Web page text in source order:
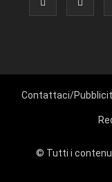
Contattaci/
© Tutti i